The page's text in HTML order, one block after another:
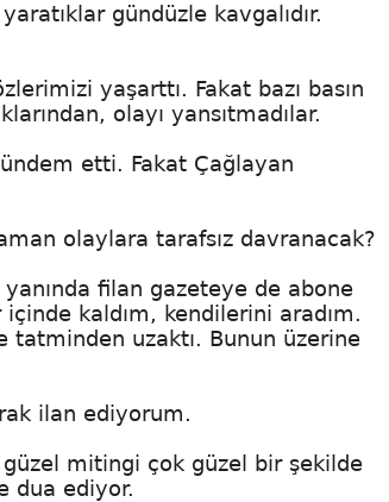
gündüzle kavgalıdır.
yaşarttı. Fakat bazı basın
olayı yansıtmadılar.
etti. Fakat Çağlayan
olaylara tarafsız davranacak?
filan gazeteye de abone
kaldım, kendilerini aradım.
tatminden uzaktı. Bunun üzerine
ilan ediyorum.
mitingi çok güzel bir şekilde
dua ediyor.